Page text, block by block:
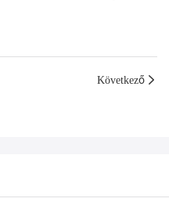
Következő